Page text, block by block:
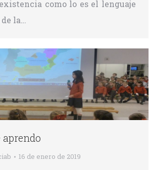
como lo es el lenguaje
la…
aprendo
16 de enero de 2019